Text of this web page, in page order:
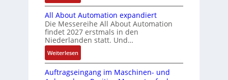
a
n
d
s
b
e
s
t
e
m
e
t
R
e
i
f
e
g
r
l
e
S
t
e
u
e
r
i
o
n
v
o
n
G
h
t
S
t
r
u
k
t
B
i
s
2
0
3
6
f
All About Automation expandiert
Die Messereihe All About Automation
findet 2027 erstmals in den
Niederlanden statt. Und…
Weiterlesen:
A
l
Auftragseingang im Maschinen- und